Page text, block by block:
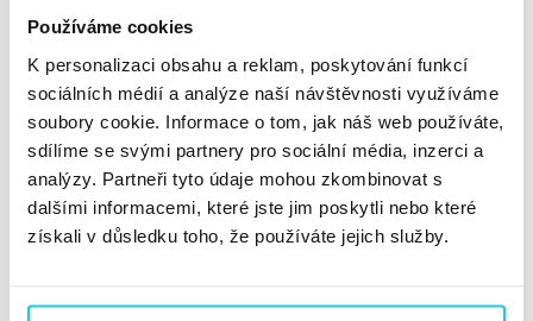
Používáme cookies
K personalizaci obsahu a reklam, poskytování funkcí
sociálních médií a analýze naší návštěvnosti využíváme
soubory cookie. Informace o tom, jak náš web používáte,
sdílíme se svými partnery pro sociální média, inzerci a
analýzy. Partneři tyto údaje mohou zkombinovat s
dalšími informacemi, které jste jim poskytli nebo které
získali v důsledku toho, že používáte jejich služby.
dalších úprav nasadit do reklamy.